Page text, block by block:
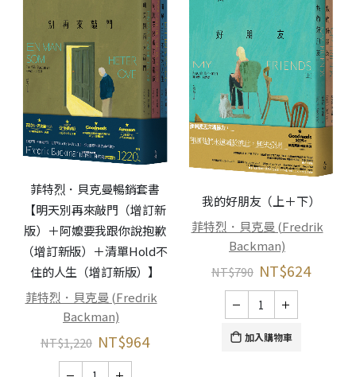
菲特烈．貝克曼暢銷套書
【明天別再來敲門（增訂新
版）＋阿嬤要我跟你說抱歉
（增訂新版）＋清單Hold不
住的人生（增訂新版）】
菲特烈．貝克曼 (Fredrik
Backman)
NT$1,220 NT$964
我的好朋友（上＋下）
菲特烈．貝克曼 (Fredrik
Backman)
NT$790 NT$624
加入購物車